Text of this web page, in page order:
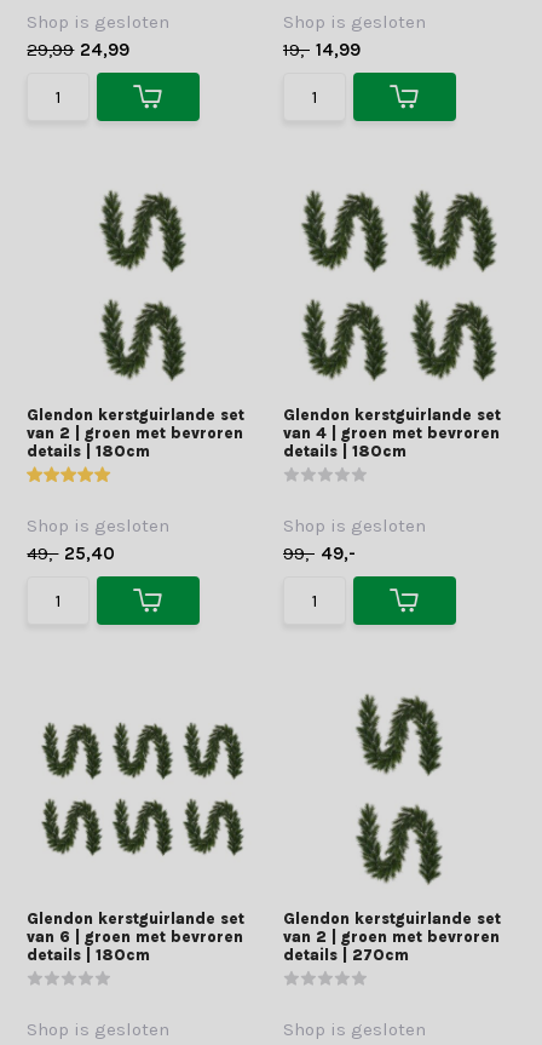
Shop is gesloten
29,99 24,99
Shop is gesloten
19,- 14,99
Glendon kerstguirlande set
van 2 | groen met bevroren
details | 180cm
Shop is gesloten
49,- 25,40
Glendon kerstguirlande set
van 4 | groen met bevroren
details | 180cm
Shop is gesloten
99,- 49,-
Glendon kerstguirlande set
van 6 | groen met bevroren
details | 180cm
Shop is gesloten
Glendon kerstguirlande set
van 2 | groen met bevroren
details | 270cm
Shop is gesloten